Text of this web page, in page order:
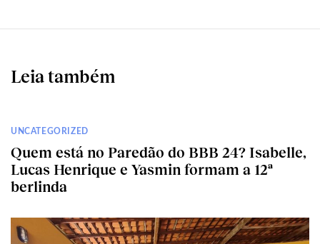
Leia também
UNCATEGORIZED
Quem está no Paredão do BBB 24? Isabelle,
Lucas Henrique e Yasmin formam a 12ª
berlinda